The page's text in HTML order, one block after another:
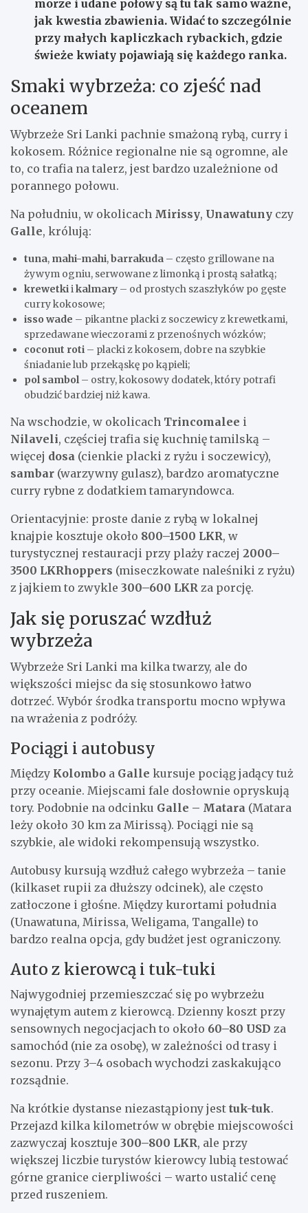
morze i udane połowy są tu tak samo ważne,
jak kwestia zbawienia. Widać to szczególnie
przy małych kapliczkach rybackich, gdzie
świeże kwiaty pojawiają się każdego ranka.
Smaki wybrzeża: co zjeść nad
oceanem
Wybrzeże Sri Lanki pachnie smażoną rybą, curry i
kokosem. Różnice regionalne nie są ogromne, ale
to, co trafia na talerz, jest bardzo uzależnione od
porannego połowu.
Na południu, w okolicach Mirissy, Unawatuny czy
Galle, królują:
tuna, mahi-mahi,barrakuda – często grillowane na
żywym ogniu, serwowane z limonką i prostą sałatką;
krewetkiikalmary – od prostych szaszłyków po gęste
curry kokosowe;
isso wade – pikantne placki z soczewicy z krewetkami,
sprzedawane wieczorami z przenośnych wózków;
coconut roti – placki z kokosem, dobre na szybkie
śniadanie lub przekąskę po kąpieli;
pol sambol– ostry, kokosowy dodatek, który potrafi
obudzić bardziej niż kawa.
Na wschodzie, w okolicach Trincomalee i
Nilaveli, częściej trafia się kuchnię tamilską –
więcej dosa (cienkie placki z ryżu i soczewicy),
sambar (warzywny gulasz), bardzo aromatyczne
curry rybne z dodatkiem tamaryndowca.
Orientacyjnie: proste danie z rybą w lokalnej
knajpie kosztuje około 800–1500 LKR, w
turystycznej restauracji przy plaży raczej 2000–
3500 LKRhoppers (miseczkowate naleśniki z ryżu)
z jajkiem to zwykle 300–600 LKR za porcję.
Jak się poruszać wzdłuż
wybrzeża
Wybrzeże Sri Lanki ma kilka twarzy, ale do
większości miejsc da się stosunkowo łatwo
dotrzeć. Wybór środka transportu mocno wpływa
na wrażenia z podróży.
Pociągi i autobusy
Między Kolombo a Galle kursuje pociąg jadący tuż
przy oceanie. Miejscami fale dosłownie opryskują
tory. Podobnie na odcinku Galle – Matara (Matara
leży około 30 km za Mirissą). Pociągi nie są
szybkie, ale widoki rekompensują wszystko.
Autobusy kursują wzdłuż całego wybrzeża – tanie
(kilkaset rupii za dłuższy odcinek), ale często
zatłoczone i głośne. Między kurortami południa
(Unawatuna, Mirissa, Weligama, Tangalle) to
bardzo realna opcja, gdy budżet jest ograniczony.
Auto z kierowcą i tuk-tuki
Najwygodniej przemieszczać się po wybrzeżu
wynajętym autem z kierowcą. Dzienny koszt przy
sensownych negocjacjach to około 60–80 USD za
samochód (nie za osobę), w zależności od trasy i
sezonu. Przy 3–4 osobach wychodzi zaskakująco
rozsądnie.
Na krótkie dystanse niezastąpiony jest tuk-tuk.
Przejazd kilka kilometrów w obrębie miejscowości
zazwyczaj kosztuje 300–800 LKR, ale przy
większej liczbie turystów kierowcy lubią testować
górne granice cierpliwości – warto ustalić cenę
przed ruszeniem.